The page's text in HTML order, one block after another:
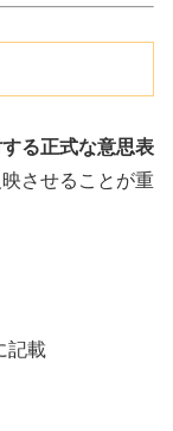
る正式な意思表
させることが重
記載